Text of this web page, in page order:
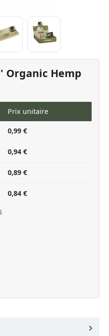
Organic Hemp
Prix unitaire
0,99 €
0,94 €
0,89 €
0,84 €